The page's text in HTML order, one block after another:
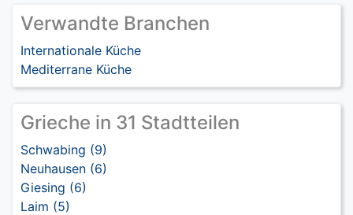
Verwandte Branchen
Internationale Küche
Mediterrane Küche
Grieche in 31 Stadtteilen
Schwabing (9)
Neuhausen (6)
Giesing (6)
Laim (5)